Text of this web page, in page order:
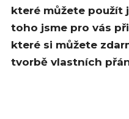
které můžete použít
toho jsme pro vás
které si můžete
tvorbě vlastních